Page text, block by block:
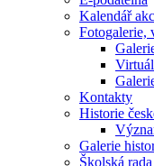
Kalendář
Fotogalerie,
Kontakty
Historie
Galerie
Školská rada